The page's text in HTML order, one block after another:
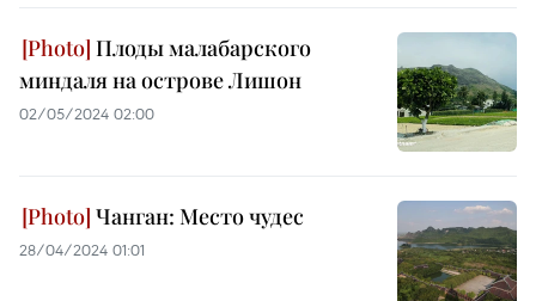
Плоды малабарского
миндаля на острове Лишон
02/05/2024 02:00
Чанган: Место чудес
28/04/2024 01:01